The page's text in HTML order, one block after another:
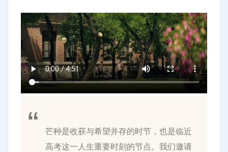
芒种是收获与希望并存的时节，也是临近
高考这一人生重要时刻的节点。我们邀请